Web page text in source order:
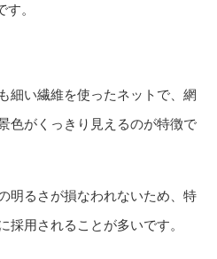
。
細い繊維を使ったネットで、網
色がくっきり見えるのが特徴で
明るさが損なわれないため、特
採用されることが多いです。